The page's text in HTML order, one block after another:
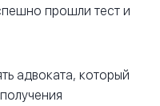
прошли тест и
адвоката, который